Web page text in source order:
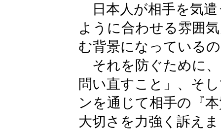
日本人が相手を気遣
ように合わせる雰囲
む背景になっている
それを防ぐために
問い直すこと」、そ
ンを通じて相手の『
大切さを力強く訴え